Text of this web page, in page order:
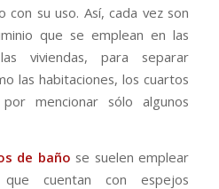
su uso. Así, cada vez son
que se emplean en las
viviendas, para separar
las habitaciones, los cuartos
mencionar sólo algunos
de baño se suelen emplear
cuentan con espejos